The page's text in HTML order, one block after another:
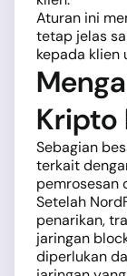
Aturan ini
tetap jelas
kepada klien
Kripto
Sebagian
terkait
pemrosesan
Setelah
penarikan,
jaringan
diperlukan